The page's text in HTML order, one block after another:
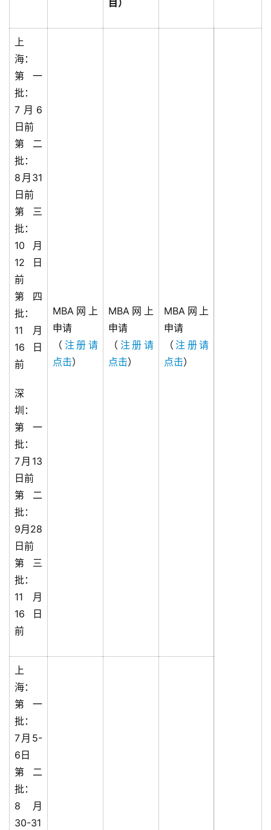
申
请
公
开
课
M
B
A
咨
询
问
答
目）
上
海：
第一
批：
7月6
日前
第二
批：
8月31
日前
第三
批：
10月
12日
前
第四
批：
11月
16日
前
深
圳：
第一
批：
7月13
日前
第二
批：
9月28
日前
第三
批：
11月
16日
前
MBA网上
申请
（ 注册请
点击）
MBA网上
申请
（ 注册请
点击）
MBA网上
申请
（注册请
点击）
上
海：
第一
批：
7月5-
6日
第二
批：
8月
30-31